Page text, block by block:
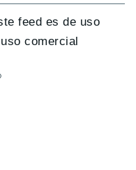
feed es de uso
comercial